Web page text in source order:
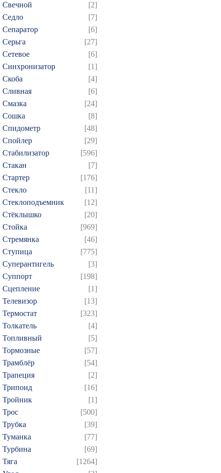
Свечной
[2]
Седло
[7]
Сепаратор
[6]
Серьга
[27]
Сетевое
[6]
Синхронизатор
[1]
Скоба
[4]
Сливная
[6]
Смазка
[24]
Сошка
[8]
Спидометр
[48]
Спойлер
[29]
Стабилизатор
[596]
Стакан
[7]
Стартер
[176]
Стекло
[11]
Стеклоподъемник
[12]
Стёклышко
[20]
Стойка
[969]
Стремянка
[46]
Ступица
[775]
Суперантигель
[3]
Суппорт
[198]
Сцепление
[1]
Телевизор
[13]
Термостат
[323]
Толкатель
[4]
Топливный
[5]
Тормозные
[57]
Трамблёр
[54]
Трапеция
[2]
Трипоид
[16]
Тройник
[1]
Трос
[500]
Трубка
[39]
Туманка
[77]
Турбина
[69]
Тяга
[1264]